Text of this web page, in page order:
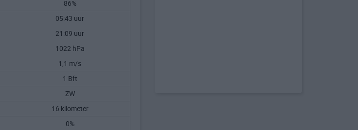
86%
05:43 uur
21:09 uur
1022 hPa
1,1 m/s
1 Bft
ZW
16 kilometer
0%